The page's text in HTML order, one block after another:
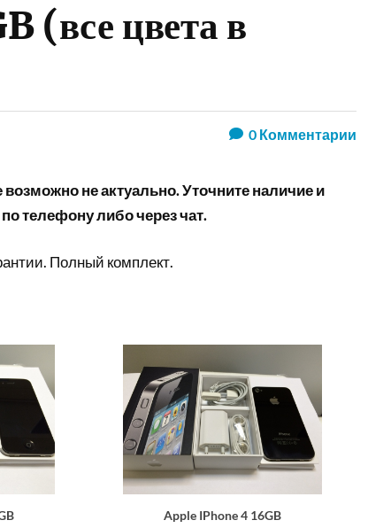
(все цвета в
0Комментарии
не актуально. Уточните наличие и
телефону либо через чат.
Полный комплект.
Apple IPhone 4 16GB